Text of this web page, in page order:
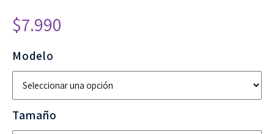
$7.990
Modelo
Tamaño